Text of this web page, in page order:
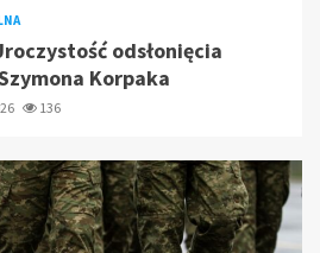
odsłonięcia
Korpaka
136